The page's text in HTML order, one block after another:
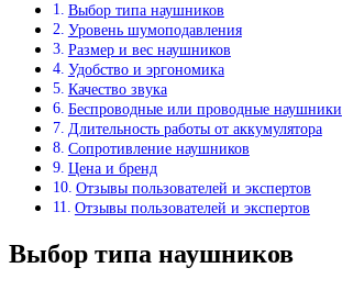
Выбор типа наушников
Уровень шумоподавления
Размер и вес наушников
Удобство и эргономика
Качество звука
Беспроводные или проводные наушники
Длительность работы от аккумулятора
Сопротивление наушников
Цена и бренд
Отзывы пользователей и экспертов
Отзывы пользователей и экспертов
Выбор типа наушников